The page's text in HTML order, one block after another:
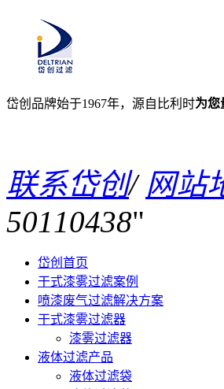
岱创品牌始于1967年，源自比利时为您
联系岱创/ 网站
50110438
岱创首页
干式漆雾过滤案例
喷漆废气过滤解决方案
干式漆雾过滤器
漆雾过滤器
液体过滤产品
液体过滤袋